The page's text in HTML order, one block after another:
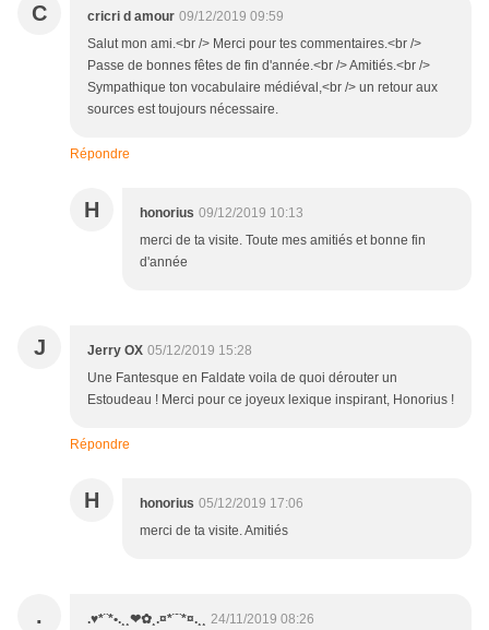
C cricri d amour 09/12/2019 09:59
Salut mon ami.<br /> Merci pour tes commentaires.<br />
Passe de bonnes fêtes de fin d'année.<br /> Amitiés.<br />
Sympathique ton vocabulaire médiéval,<br /> un retour aux
sources est toujours nécessaire.
Répondre
H honorius 09/12/2019 10:13
merci de ta visite. Toute mes amitiés et bonne fin
d'année
J Jerry OX 05/12/2019 15:28
Une Fantesque en Faldate voila de quoi dérouter un
Estoudeau ! Merci pour ce joyeux lexique inspirant, Honorius !
Répondre
H honorius 05/12/2019 17:06
merci de ta visite. Amitiés
. .♥*¨*•.¸¸❤✿¸.¤*¨¨*¤.¸¸
24/11/2019 08:26